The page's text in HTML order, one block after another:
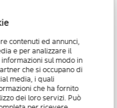
contenuti ed annunci,
e per analizzare il
sul modo in
che si occupano di
media, i quali
che ha fornito
dei loro servizi. Può